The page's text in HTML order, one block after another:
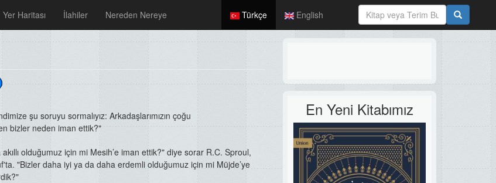
Yer Haritası İlahiler Nereden Nereye Türkçe English
En Yeni Kitabımız
şu soruyu sormalıyız: Arkadaşlarımızın çoğu
bizler neden iman ettik?"
olduğumuz için mi Mesih’e iman ettik?" diye sorar R.C. Sproul,
"Bizler daha iyi ya da daha erdemli olduğumuz için mi Müjde’ye